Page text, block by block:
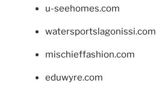
u-seehomes.com
watersportslagonissi.com
mischieffashion.com
eduwyre.com